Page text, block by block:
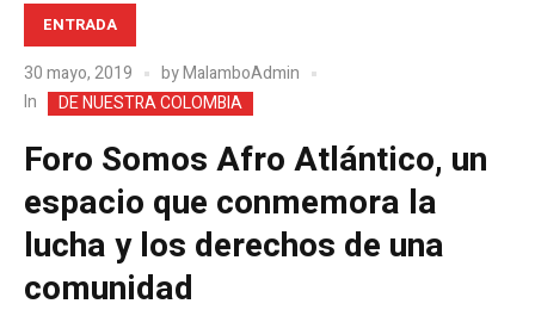
ENTRADA
30 mayo, 2019 byMalamboAdmin
In
DE NUESTRA COLOMBIA
Foro Somos Afro Atlántico, un
espacio que conmemora la
lucha y los derechos de una
comunidad